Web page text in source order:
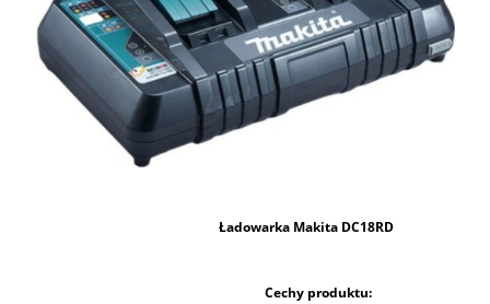
Ładowarka Makita DC18RD
Cechy produktu: